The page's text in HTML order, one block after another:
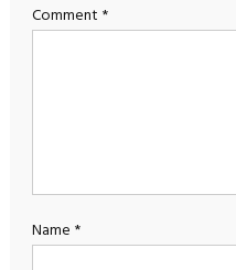
Comment *
Name *